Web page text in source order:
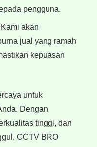
pengguna.
Kami akan
jual yang ramah
kepuasan
untuk
Dengan
tinggi, dan
CCTV BRO